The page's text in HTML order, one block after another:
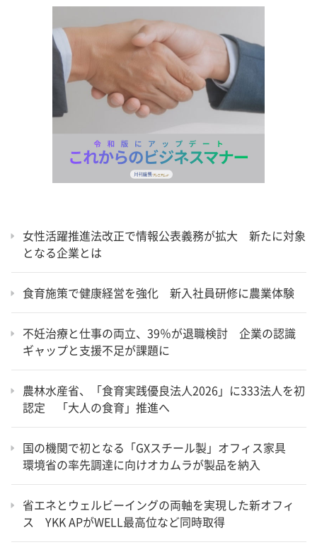
女性活躍推進法改正で情報公表義務が拡大 新たに対象
となる企業とは
食育施策で健康経営を強化 新入社員研修に農業体験
不妊治療と仕事の両立、39％が退職検討 企業の認識
ギャップと支援不足が課題に
農林水産省、「食育実践優良法人2026」に333法人を初
認定 「大人の食育」推進へ
国の機関で初となる「GXスチール製」オフィス家具
環境省の率先調達に向けオカムラが製品を納入
省エネとウェルビーイングの両軸を実現した新オフィ
ス YKK APがWELL最高位など同時取得